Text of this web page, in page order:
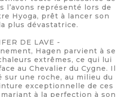
l’avons représenté lors de
Hyoga, prêt à lancer son
plus dévastatrice.
DE LAVE -
Hagen parvient à se
extrêmes, ce qui lui
au Chevalier du Cygne. Il
une roche, au milieu du
exceptionnelle de ces
à la perfection à son